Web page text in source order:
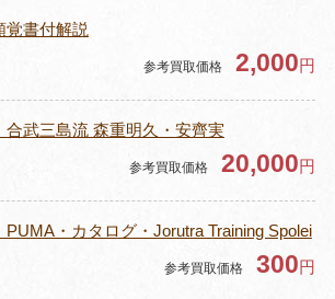
覚書付解説
参考買取価格 2,000円
合武三島流 森重明久・安齊実
参考買取価格 20,000円
PUMA・カタログ・Jorutra Training Spolei
参考買取価格 300円